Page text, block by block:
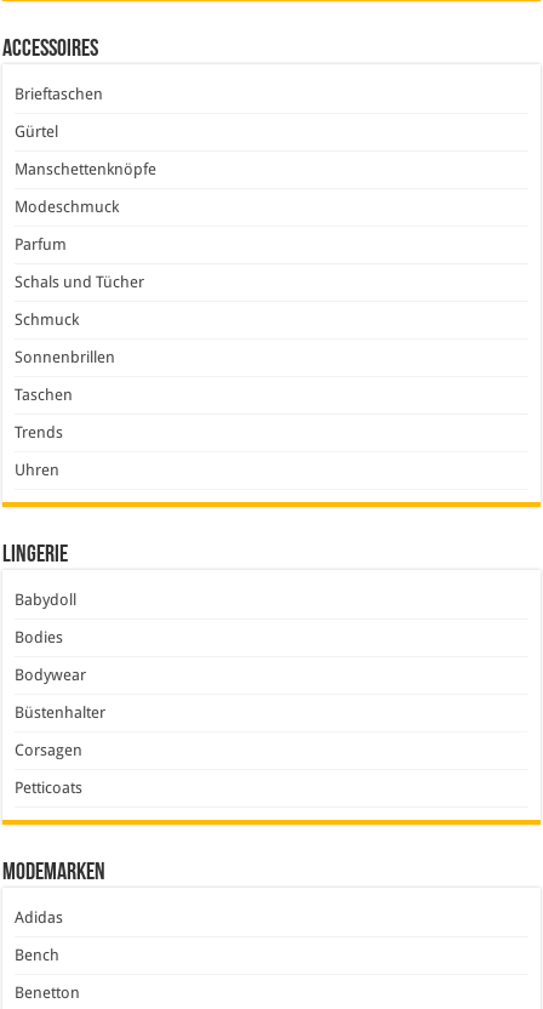
Accessoires
Brieftaschen
Gürtel
Manschettenknöpfe
Modeschmuck
Parfum
Schals und Tücher
Schmuck
Sonnenbrillen
Taschen
Trends
Uhren
Lingerie
Babydoll
Bodies
Bodywear
Büstenhalter
Corsagen
Petticoats
Modemarken
Adidas
Bench
Benetton